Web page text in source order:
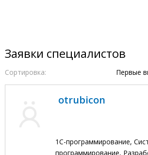
Заявки специалистов
Сортировка: Первые
otrubicon
1С-программирование,
программирование,